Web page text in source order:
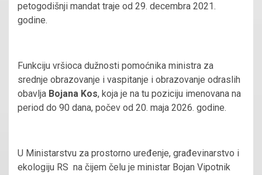
petogodišnji mandat traje od 29. decembra 2021.
godine.
Funkciju vršioca dužnosti pomoćnika ministra za
srednje obrazovanje i vaspitanje i obrazovanje odraslih
obavlja Bojana Kos, koja je na tu poziciju imenovana na
period do 90 dana, počev od 20. maja 2026. godine.
U Ministarstvu za prostorno uređenje, građevinarstvo i
ekologiju RS na čijem čelu je ministar Bojan Vipotnik